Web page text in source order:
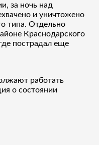
за ночь над
и уничтожено
типа. Отдельно
Краснодарского
пострадал еще
работать
о состоянии